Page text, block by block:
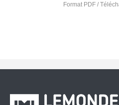
Format PDF /